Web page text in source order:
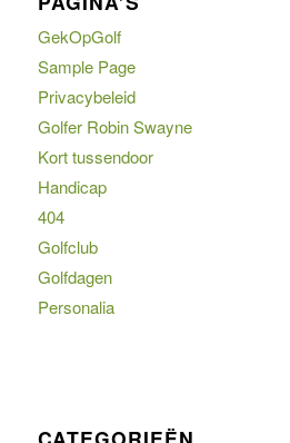
GekOpGolf
Sample Page
Privacybeleid
Golfer Robin Swayne
Kort tussendoor
Handicap
404
Golfclub
Golfdagen
Personalia